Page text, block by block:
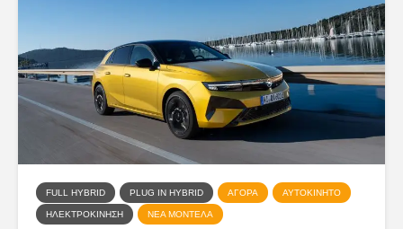
FULL HYBRID PLUG IN HYBRID ΑΓΟΡΆ ΑΥΤΟΚΊΝΗΤΟ
ΗΛΕΚΤΡΟΚΊΝΗΣΗ ΝΈΑ ΜΟΝΤΈΛΑ